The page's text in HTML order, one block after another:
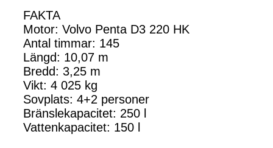
FAKTA
Motor: Volvo Penta D3 220 HK
Antal timmar: 145
Längd: 10,07 m
Bredd: 3,25 m
Vikt: 4 025 kg
Sovplats: 4+2 personer
Bränslekapacitet: 250 l
Vattenkapacitet: 150 l